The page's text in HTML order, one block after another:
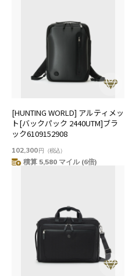
[HUNTING WORLD] アルティメッ
ト[バックパック 2440UTM]ブラ
ック6109152908
102,300円 （税込）
積算 5,580 マイル (6倍)